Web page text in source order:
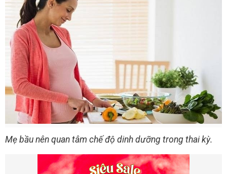
Mẹ bầu nên quan tâm chế độ dinh dưỡng trong thai kỳ.